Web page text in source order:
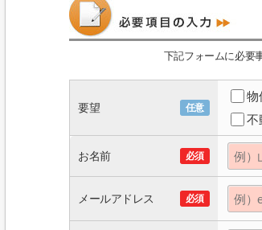
下記フォームに必要
要望 任意
物
不
お名前 必須
メールアドレス 必須